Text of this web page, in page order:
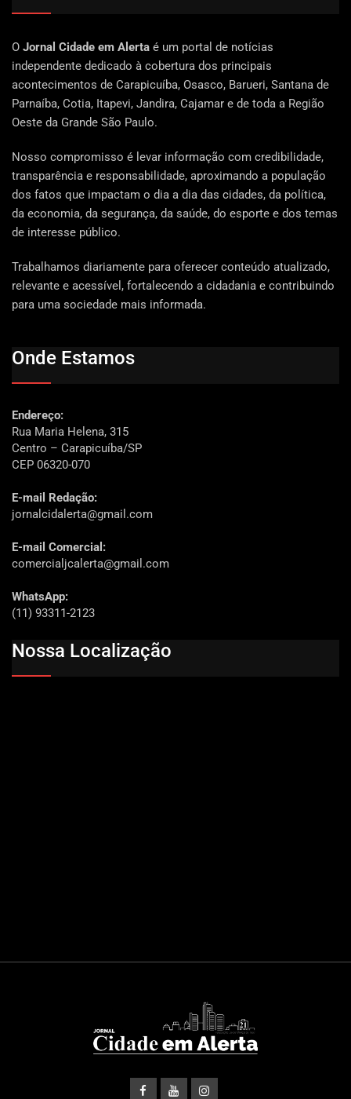
O Jornal Cidade em Alerta é um portal de notícias
independente dedicado à cobertura dos principais
acontecimentos de Carapicuíba, Osasco, Barueri, Santana de
Parnaíba, Cotia, Itapevi, Jandira, Cajamar e de toda a Região
Oeste da Grande São Paulo.
Nosso compromisso é levar informação com credibilidade,
transparência e responsabilidade, aproximando a população
dos fatos que impactam o dia a dia das cidades, da política,
da economia, da segurança, da saúde, do esporte e dos temas
de interesse público.
Trabalhamos diariamente para oferecer conteúdo atualizado,
relevante e acessível, fortalecendo a cidadania e contribuindo
para uma sociedade mais informada.
Onde Estamos
Endereço:
Rua Maria Helena, 315
Centro – Carapicuíba/SP
CEP 06320-070
E-mail Redação:
jornalcidalerta@gmail.com
E-mail Comercial:
comercialjcalerta@gmail.com
WhatsApp:
(11) 93311-2123
Nossa Localização